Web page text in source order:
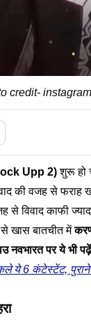
credit-
Upp 2)शुरू हो
की वजह से
से विवाद काफी
से खास बातचीत में
नवभारत पर ये भी
6 कंटेस्टेंट, पुराने